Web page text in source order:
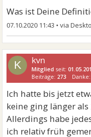
Was ist Deine
07.10.2020 11:43 •
K kvn
Mitglied seit:
Beiträge: 273 Danke:
Ich hatte bis jetzt
keine ging länger als
Allerdings habe
ich relativ früh